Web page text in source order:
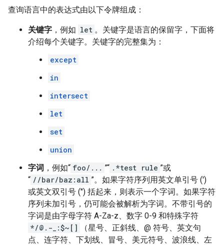
查询语言中的表达式由以下令牌组成：
关键字 ，例如 let 。关键字是语言的保留字，下面将
介绍每个关键字。关键字的完整集为：
except
in
intersect
let
set
union
字词 ，例如“ foo/... ”“ .*test rule ”或
“ //bar/baz:all ”。如果字符序列用英文单引号 (')
或英文双引号 (") 括起来，则表示一个字词。如果字符
序列未加引号，仍可能会被解析为字词。不带引号的
字词是由字母字符 A-Za-z、数字 0-9 和特殊字符
*/@.-_:$~[]
（星号、正斜线、@ 符号、英文句
点、连字符、下划线、冒号、美元符号、波浪线、左